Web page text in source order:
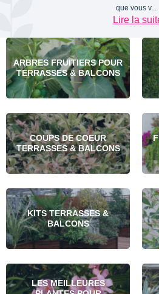
que vous v...
Lire la
ARBRES FRUITIERS POUR
TERRASSES & BALCONS
COUPS DE COEUR
TERRASSES & BALCONS
KITS TERRASSES &
BALCONS
LES MEILLEURES